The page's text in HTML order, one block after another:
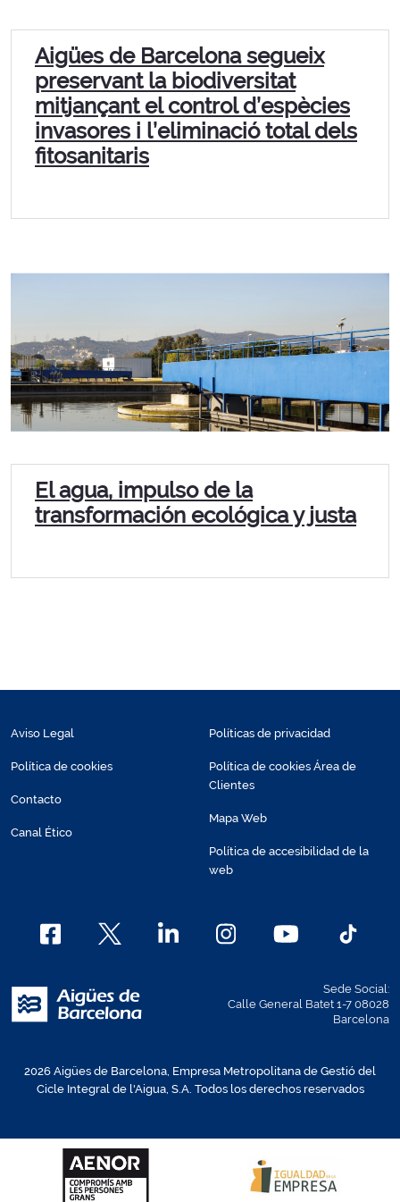
Aigües de Barcelona segueix
preservant la biodiversitat
mitjançant el control d’espècies
invasores i l’eliminació total dels
fitosanitaris
El agua, impulso de la
transformación ecológica y justa
Aviso Legal
Política de cookies
Contacto
Canal Ético
Políticas de privacidad
Política de cookies Área de
Clientes
Mapa Web
Política de accesibilidad de la
web
Sede Social:
Calle General Batet 1-7 08028
Barcelona
2026 Aigües de Barcelona, Empresa Metropolitana de Gestió del
Cicle Integral de l'Aigua, S.A. Todos los derechos reservados